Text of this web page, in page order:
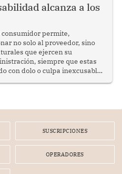
alcanza a los
permite,
no solo al proveedor, sino
que ejercen su
siempre que estas
con dolo o culpa inexcusable
de un meet and greet con
SUSCRIPCIONES
OPERADORES